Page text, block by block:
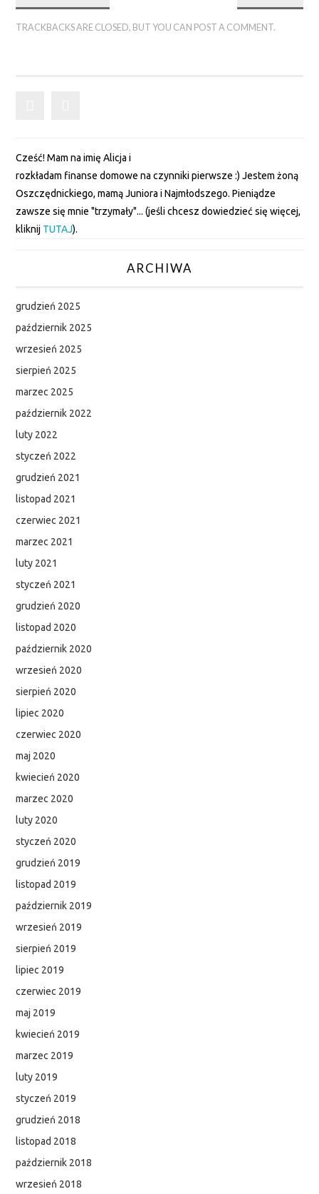
DZIECKO
WAKACJE
KUCHNIA
FINANSOWA
PODCAST
TRACKBACKS ARE CLOSED, BUT YOU CAN POST A COMMENT.
Cześć! Mam na imię Alicja i
rozkładam finanse domowe na czynniki pierwsze :) Jestem żoną
Oszczędnickiego, mamą Juniora i Najmłodszego. Pieniądze
zawsze się mnie "trzymały"... (jeśli chcesz dowiedzieć się więcej,
kliknij TUTAJ).
ARCHIWA
grudzień 2025
październik 2025
wrzesień 2025
sierpień 2025
marzec 2025
październik 2022
luty 2022
styczeń 2022
grudzień 2021
listopad 2021
czerwiec 2021
marzec 2021
luty 2021
styczeń 2021
grudzień 2020
listopad 2020
październik 2020
wrzesień 2020
sierpień 2020
lipiec 2020
czerwiec 2020
maj 2020
kwiecień 2020
marzec 2020
luty 2020
styczeń 2020
grudzień 2019
listopad 2019
październik 2019
wrzesień 2019
sierpień 2019
lipiec 2019
czerwiec 2019
maj 2019
kwiecień 2019
marzec 2019
luty 2019
styczeń 2019
grudzień 2018
listopad 2018
październik 2018
wrzesień 2018